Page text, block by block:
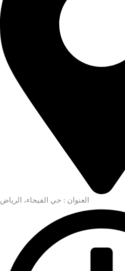
العنوان : حي الفيحاء، الرياض